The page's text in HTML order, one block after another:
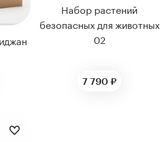
Набор растений
безопасных для животных
02
7 790 ₽